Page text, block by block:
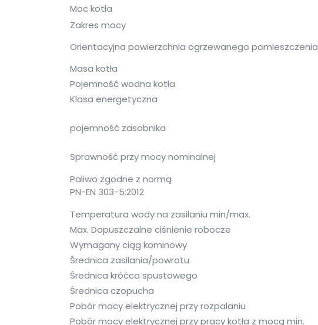
Moc kotła
Zakres mocy
Orientacyjna powierzchnia ogrzewanego pomieszczenia
Masa kotła
Pojemność wodna kotła
Klasa energetyczna
pojemność zasobnika
Sprawność przy mocy nominalnej
Paliwo zgodne z normą
PN-EN 303-5:2012
Temperatura wody na zasilaniu min/max.
Max. Dopuszczalne ciśnienie robocze
Wymagany ciąg kominowy
Średnica zasilania/powrotu
Średnica króćca spustowego
Średnica czopucha
Pobór mocy elektrycznej przy rozpalaniu
Pobór mocy elektrycznej przy pracy kotła z mocą min.